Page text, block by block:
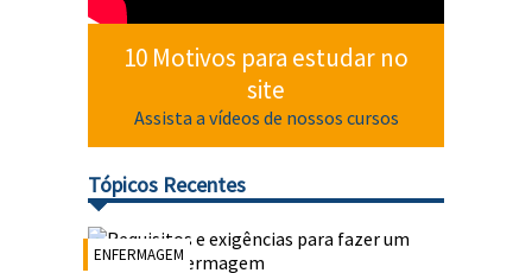
10 Motivos para estudar no
site
Assista a vídeos de nossos cursos
Tópicos Recentes
ENFERMAGEM